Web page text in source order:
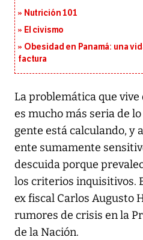
Nutrición 101
El civismo
Obesidad en Panamá: una
factura
La problemática que
es mucho más seria de
gente está calculando, y
ente sumamente
descuida porque
los criterios inquisitivos.
ex fiscal Carlos Augusto
rumores de crisis en la
de la Nación.